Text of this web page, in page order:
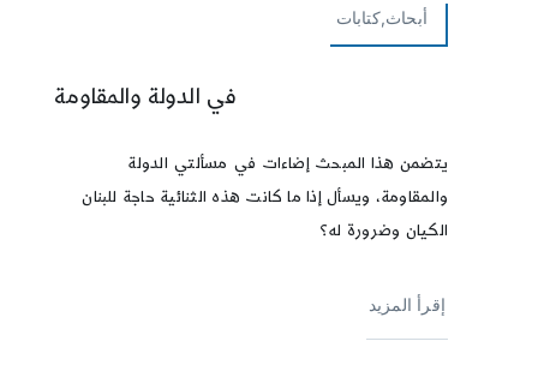
أبحاث,كتابات
في الدولة والمقاومة
يتضمن هذا المبحث إضاءات في مسألتي الدولة
والمقاومة، ويسأل إذا ما كانت هذه الثنائية حاجة للبنان
الكيان وضرورة له؟
إقرأ المزيد